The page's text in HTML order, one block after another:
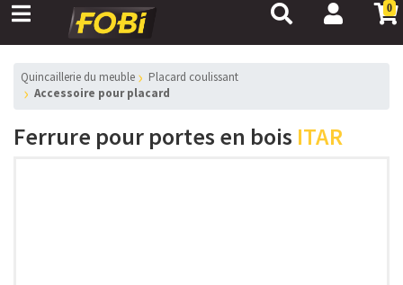
0
Quincaillerie du meuble
Placard coulissant
Accessoire pour placard
Ferrure pour portes en bois ITAR